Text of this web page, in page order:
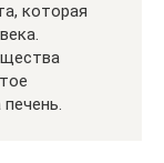
которая